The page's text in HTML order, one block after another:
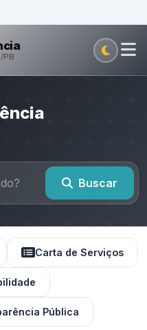
PB
Buscar
Carta de Serviços
Pública